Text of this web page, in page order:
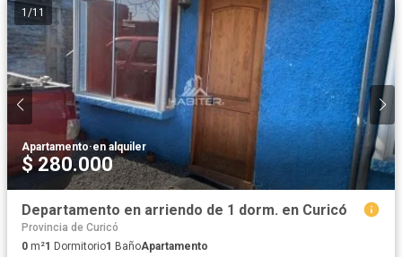
1 /11
Apartamento·en alquiler
$ 280.000
Departamento en arriendo de 1 dorm. en Curicó
Provincia de Curicó
0 m²1 Dormitorio1 BañoApartamento